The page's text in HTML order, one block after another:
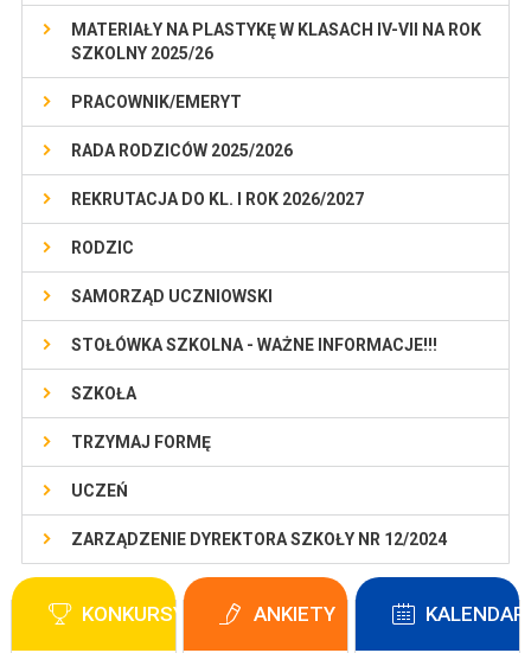
MATERIAŁY NA PLASTYKĘ W KLASACH IV-VII NA ROK
SZKOLNY 2025/26
PRACOWNIK/EMERYT
RADA RODZICÓW 2025/2026
REKRUTACJA DO KL. I ROK 2026/2027
RODZIC
SAMORZĄD UCZNIOWSKI
STOŁÓWKA SZKOLNA - WAŻNE INFORMACJE!!!
SZKOŁA
TRZYMAJ FORMĘ
UCZEŃ
ZARZĄDZENIE DYREKTORA SZKOŁY NR 12/2024
KONKURSY ANKIETY